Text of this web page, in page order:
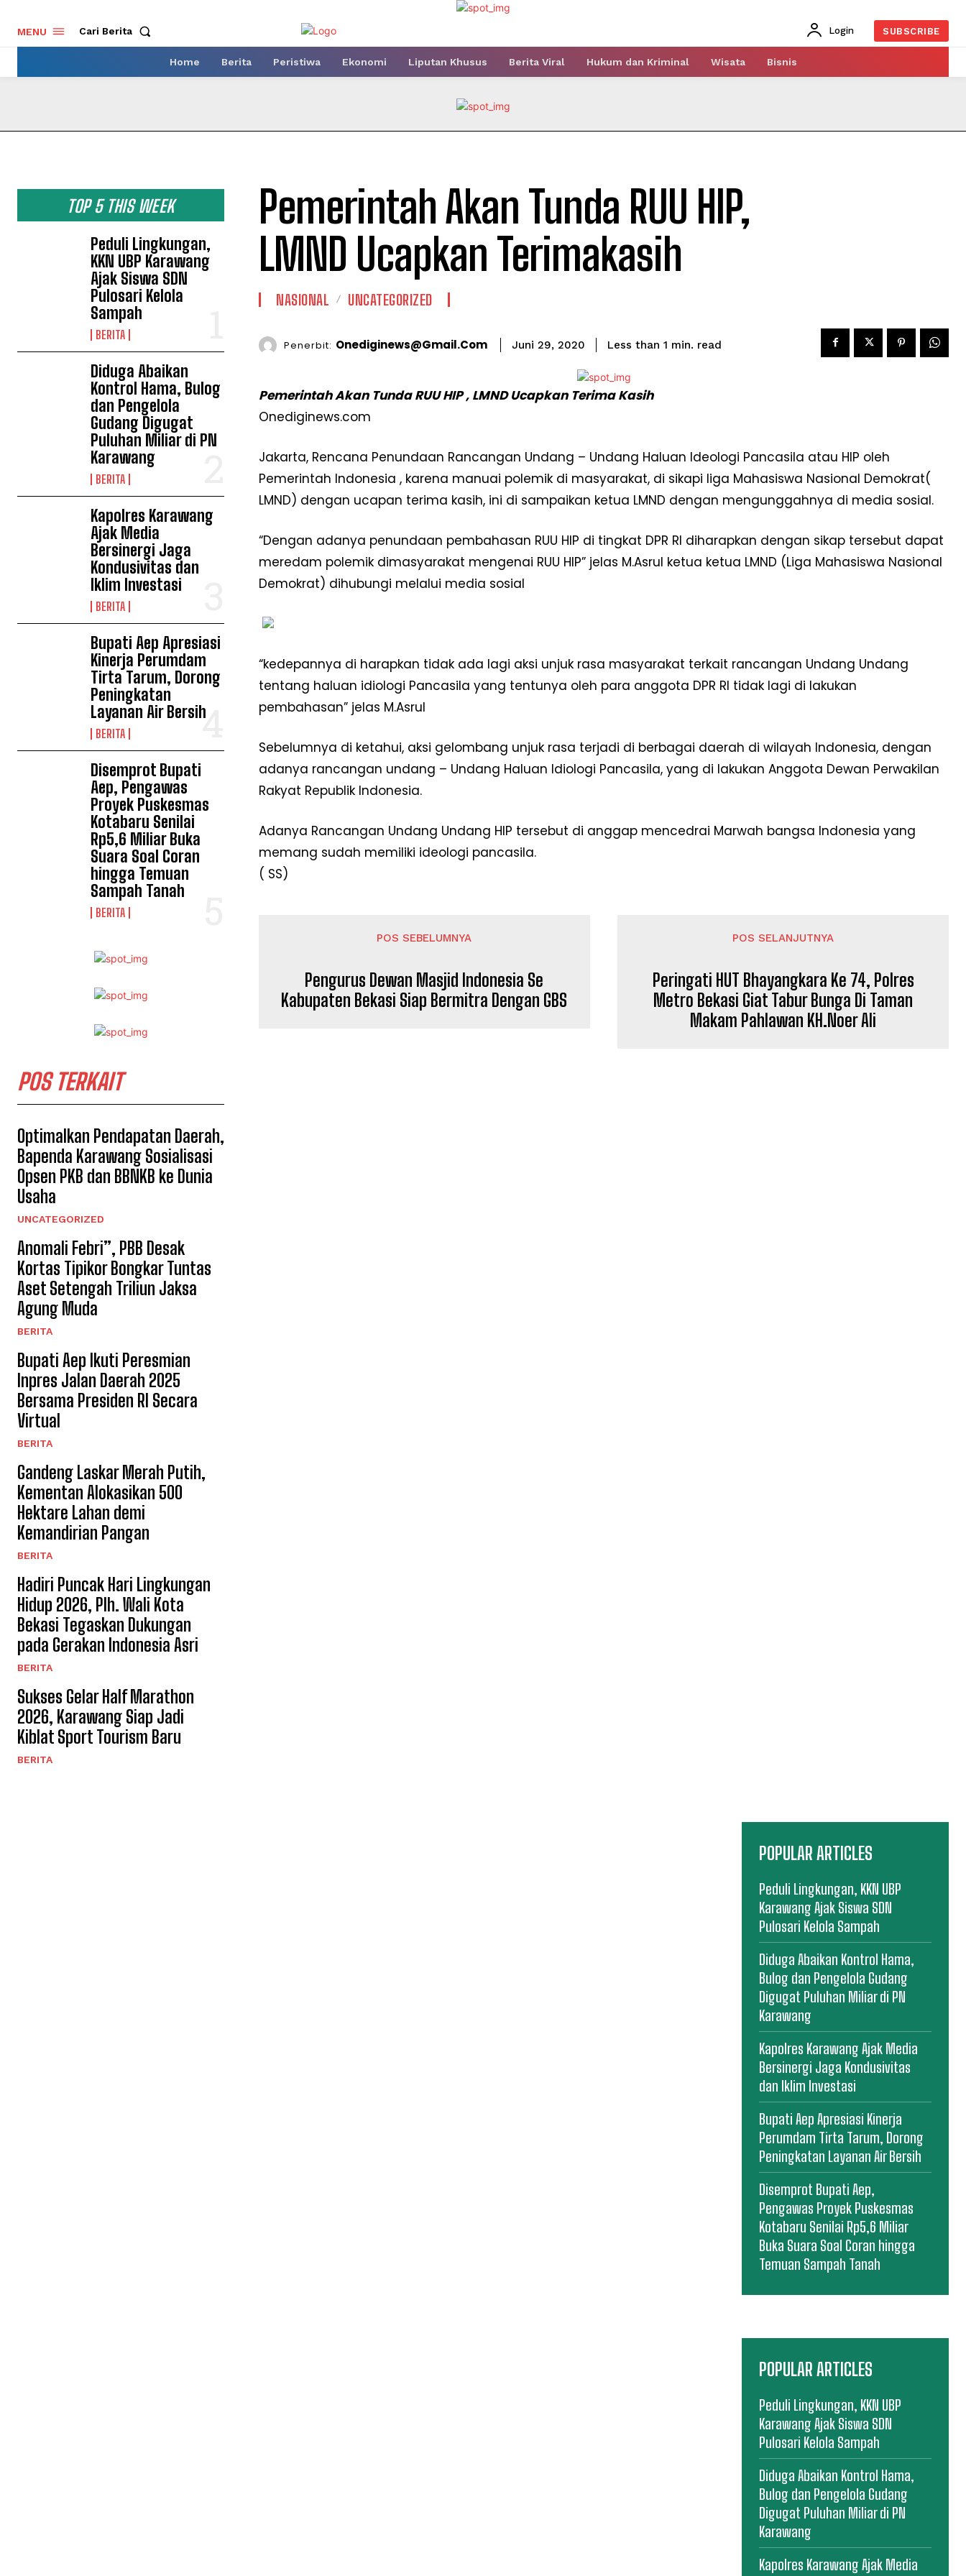
MENU Cari Berita Login SUBSCRIBE
Home Berita Peristiwa Ekonomi Liputan Khusus Berita Viral Hukum dan Kriminal Wisata Bisnis
TOP 5 THIS WEEK
Peduli Lingkungan,
KKN UBP Karawang
Ajak Siswa SDN
Pulosari Kelola
Sampah
BERITA
Diduga Abaikan
Kontrol Hama, Bulog
dan Pengelola
Gudang Digugat
Puluhan Miliar di PN
Karawang
BERITA
Kapolres Karawang
Ajak Media
Bersinergi Jaga
Kondusivitas dan
Iklim Investasi
BERITA
Bupati Aep Apresiasi
Kinerja Perumdam
Tirta Tarum, Dorong
Peningkatan
Layanan Air Bersih
BERITA
Disemprot Bupati
Aep, Pengawas
Proyek Puskesmas
Kotabaru Senilai
Rp5,6 Miliar Buka
Suara Soal Coran
hingga Temuan
Sampah Tanah
BERITA
POS TERKAIT
Optimalkan Pendapatan Daerah,
Bapenda Karawang Sosialisasi
Opsen PKB dan BBNKB ke Dunia
Usaha
UNCATEGORIZED
Anomali Febri”, PBB Desak
Kortas Tipikor Bongkar Tuntas
Aset Setengah Triliun Jaksa
Agung Muda
BERITA
Bupati Aep Ikuti Peresmian
Inpres Jalan Daerah 2025
Bersama Presiden RI Secara
Virtual
BERITA
Gandeng Laskar Merah Putih,
Kementan Alokasikan 500
Hektare Lahan demi
Kemandirian Pangan ​
BERITA
Hadiri Puncak Hari Lingkungan
Hidup 2026, Plh. Wali Kota
Bekasi Tegaskan Dukungan
pada Gerakan Indonesia Asri
BERITA
Sukses Gelar Half Marathon
2026, Karawang Siap Jadi
Kiblat Sport Tourism Baru ​
BERITA
Pemerintah Akan Tunda RUU HIP,
LMND Ucapkan Terimakasih
NASIONAL UNCATEGORIZED
Penerbit: Onediginews@gmail.com Juni 29, 2020 Less than 1 min. read
Pemerintah Akan Tunda RUU HIP , LMND Ucapkan Terima Kasih
Onediginews.com
Jakarta, Rencana Penundaan Rancangan Undang – Undang Haluan Ideologi Pancasila atau HIP oleh
Pemerintah Indonesia , karena manuai polemik di masyarakat, di sikapi liga Mahasiswa Nasional Demokrat(
LMND) dengan ucapan terima kasih, ini di sampaikan ketua LMND dengan mengunggahnya di media sosial.
“Dengan adanya penundaan pembahasan RUU HIP di tingkat DPR RI diharapkan dengan sikap tersebut dapat
meredam polemik dimasyarakat mengenai RUU HIP” jelas M.Asrul ketua ketua LMND (Liga Mahasiswa Nasional
Demokrat) dihubungi melalui media sosial
“kedepannya di harapkan tidak ada lagi aksi unjuk rasa masyarakat terkait rancangan Undang Undang
tentang haluan idiologi Pancasila yang tentunya oleh para anggota DPR RI tidak lagi di lakukan
pembahasan” jelas M.Asrul
Sebelumnya di ketahui, aksi gelombang unjuk rasa terjadi di berbagai daerah di wilayah Indonesia, dengan
adanya rancangan undang – Undang Haluan Idiologi Pancasila, yang di lakukan Anggota Dewan Perwakilan
Rakyat Republik Indonesia.
Adanya Rancangan Undang Undang HIP tersebut di anggap mencedrai Marwah bangsa Indonesia yang
memang sudah memiliki ideologi pancasila.
( SS)
POS SEBELUMNYA
Pengurus Dewan Masjid Indonesia Se
Kabupaten Bekasi Siap Bermitra Dengan GBS
POS SELANJUTNYA
Peringati HUT Bhayangkara Ke 74, Polres
Metro Bekasi Giat Tabur Bunga Di Taman
Makam Pahlawan KH.Noer Ali
POPULAR ARTICLES
Peduli Lingkungan, KKN UBP
Karawang Ajak Siswa SDN
Pulosari Kelola Sampah
Diduga Abaikan Kontrol Hama,
Bulog dan Pengelola Gudang
Digugat Puluhan Miliar di PN
Karawang
Kapolres Karawang Ajak Media
Bersinergi Jaga Kondusivitas
dan Iklim Investasi
Bupati Aep Apresiasi Kinerja
Perumdam Tirta Tarum, Dorong
Peningkatan Layanan Air Bersih
Disemprot Bupati Aep,
Pengawas Proyek Puskesmas
Kotabaru Senilai Rp5,6 Miliar
Buka Suara Soal Coran hingga
Temuan Sampah Tanah
POPULAR ARTICLES
Peduli Lingkungan, KKN UBP
Karawang Ajak Siswa SDN
Pulosari Kelola Sampah
Diduga Abaikan Kontrol Hama,
Bulog dan Pengelola Gudang
Digugat Puluhan Miliar di PN
Karawang
Kapolres Karawang Ajak Media